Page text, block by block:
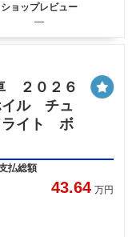
ショップレビュー
―
２０２６
ル チュ
ライト ボ
払総額
43.64 万円